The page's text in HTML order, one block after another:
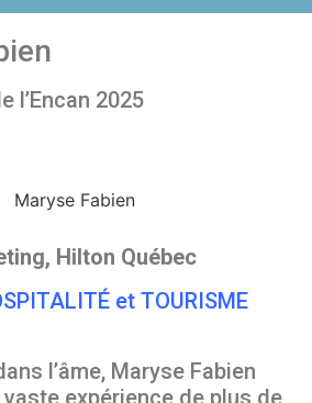
l’Encan 2025
Hilton Québec
et TOURISME
l’âme, Maryse Fabien